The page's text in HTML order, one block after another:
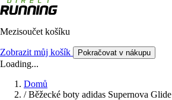
Mezisoučet košíku
Zobrazit můj košík Pokračovat v nákupu
Loading...
Domů
/ Běžecké boty adidas Supernova Glide